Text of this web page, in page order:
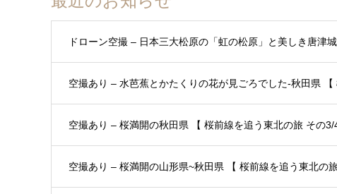
ドローン空撮 – 日本三大松原の「虹の松原」と美しき唐津城
空撮あり – 水芭蕉とかたくりの花が見ごろでした-秋田県 【
空撮あり – 桜満開の秋田県 【 桜前線を追う東北の旅 その3/4
空撮あり – 桜満開の山形県~秋田県 【 桜前線を追う東北の旅